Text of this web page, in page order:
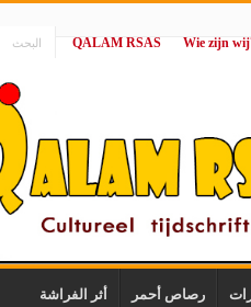
|
QALAM RSAS
رصاص أحمر أثر الفراشة